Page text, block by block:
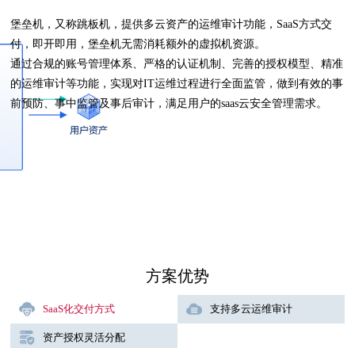
堡垒机，又称跳板机，提供多云资产的运维审计功能，SaaS方式交
付，即开即用，堡垒机无需消耗额外的虚拟机资源。
通过合规的账号管理体系、严格的认证机制、完善的授权模型、精准
的运维审计等功能，实现对IT运维过程进行全面监管，做到有效的事
前预防、事中监管及事后审计，满足用户的saas云安全管理需求。
方案优势
SaaS化交付方式 支持多云运维审计
资产授权灵活分配